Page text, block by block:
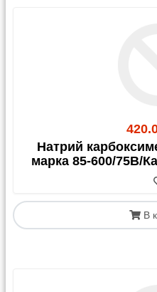
Натрий
марка 85-600/75В/
В